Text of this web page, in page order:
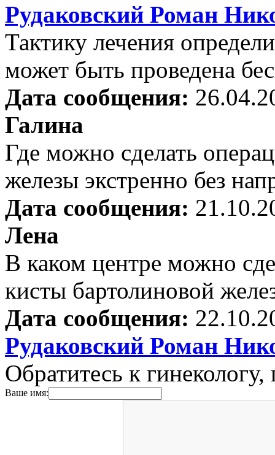
Рудаковский Роман
Тактику лечения
может быть проведена
Дата сообщения:
Галина
Где можно сделать
железы экстренно без
Дата сообщения:
Лена
В каком центре можно
кисты бартолиновой
Дата сообщения:
Рудаковский Роман
Обратитесь к
Ваше имя: